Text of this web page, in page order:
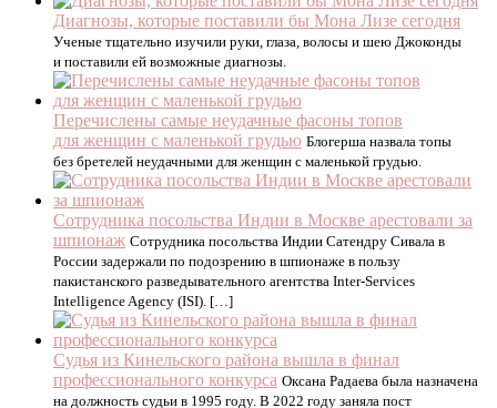
Диагнозы, которые поставили бы Мона Лизе сегодня
Ученые тщательно изучили руки, глаза, волосы и шею Джоконды
и поставили ей возможные диагнозы.
Перечислены самые неудачные фасоны топов
для женщин с маленькой грудью Блогерша назвала топы
без бретелей неудачными для женщин с маленькой грудью.
Сотрудника посольства Индии в Москве арестовали за
шпионаж Сотрудника посольства Индии Сатендру Сивала в
России задержали по подозрению в шпионаже в пользу
пакистанского разведывательного агентства Inter-Services
Intelligence Agency (ISI). […]
Судья из Кинельского района вышла в финал
профессионального конкурса Оксана Радаева была назначена
на должность судьи в 1995 году. В 2022 году заняла пост